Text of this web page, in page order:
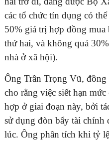
các tổ chức tín dụng có
50% giá trị hợp đồng mua
thứ hai, và không quá
nhà ở xã hội).
Ông Trần Trọng Vũ, đồng
cho rằng việc siết hạn
hợp ở giai đoạn này, bởi
sử dụng đòn bẩy tài chính
lúc. Ông phân tích khi tỷ